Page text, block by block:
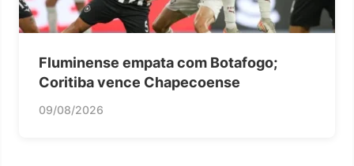
Fluminense empata com Botafogo;
Coritiba vence Chapecoense
09/08/2026